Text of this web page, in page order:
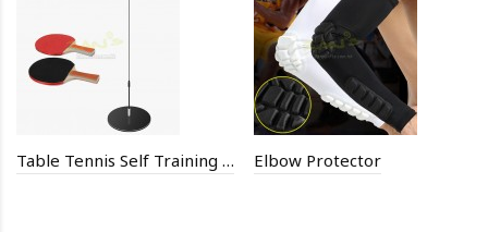
Table Tennis Self Training Device Elbow Protector